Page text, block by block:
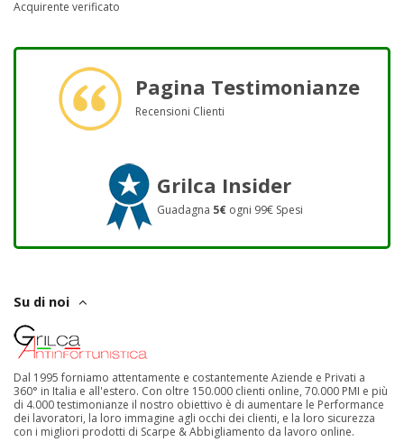
Acquirente verificato
Pagina Testimonianze
Recensioni Clienti
Grilca Insider
Guadagna 5€ ogni 99€ Spesi
Su di noi
Dal 1995 forniamo attentamente e costantemente Aziende e Privati a
360° in Italia e all'estero. Con oltre 150.000 clienti online, 70.000 PMI e più
di 4.000 testimonianze il nostro obiettivo è di aumentare le Performance
dei lavoratori, la loro immagine agli occhi dei clienti, e la loro sicurezza
con i migliori prodotti di Scarpe & Abbigliamento da lavoro online.